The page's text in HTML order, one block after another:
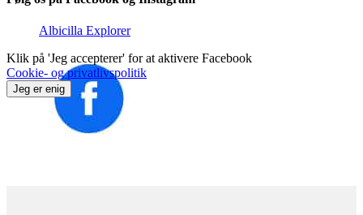
Albicilla Explorer
Klik på 'Jeg accepterer' for at aktivere Facebook
Cookie- og privatlivspolitik
Jeg er enig